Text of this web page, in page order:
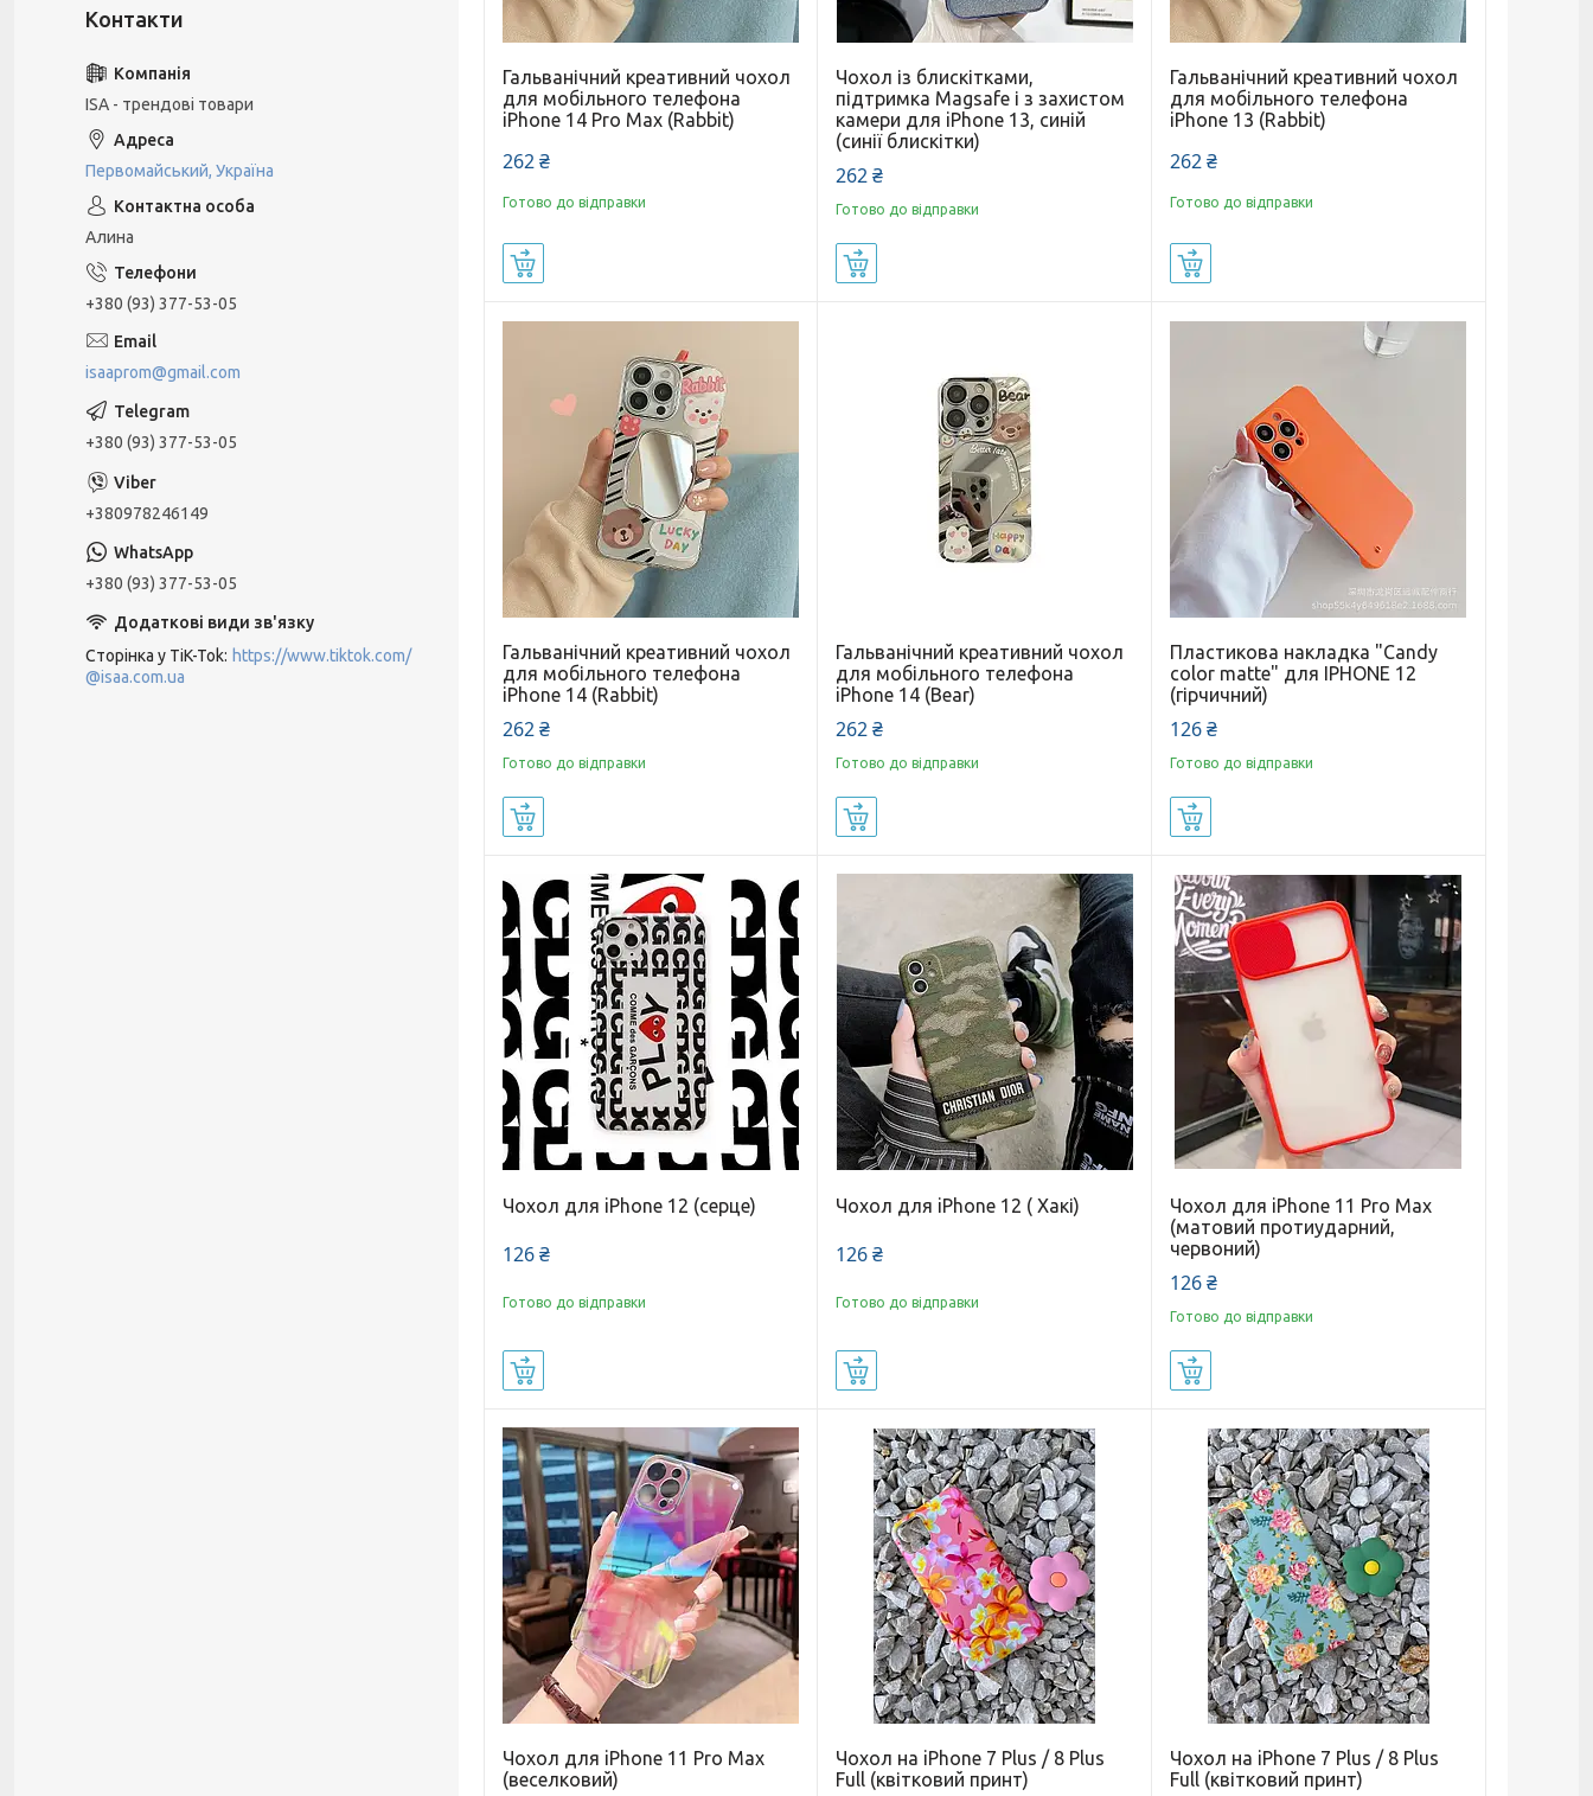
Гальванічний креативний чохол
для мобільного телефона
iPhone 14 Pro Max (Rabbit)
262 ₴
Готово до відправки
Чохол із блискітками,
підтримка Magsafe і з захистом
камери для iPhone 13, синій
(синії блискітки)
262 ₴
Готово до відправки
Гальванічний креативний чохол
для мобільного телефона
iPhone 13 (Rabbit)
262 ₴
Готово до відправки
Гальванічний креативний чохол
для мобільного телефона
iPhone 14 (Rabbit)
262 ₴
Готово до відправки
Гальванічний креативний чохол
для мобільного телефона
iPhone 14 (Bear)
262 ₴
Готово до відправки
Пластикова накладка "Candy
color matte" для IPHONE 12
(гірчичний)
126 ₴
Готово до відправки
Чохол для iPhone 12 (серце)
126 ₴
Готово до відправки
Чохол для iPhone 12 ( Хакі)
126 ₴
Готово до відправки
Чохол для iPhone 11 Pro Max
(матовий протиударний,
червоний)
126 ₴
Готово до відправки
Чохол для iPhone 11 Pro Max
(веселковий)
Чохол на iPhone 7 Plus / 8 Plus
Full (квітковий принт)
Чохол на iPhone 7 Plus / 8 Plus
Full (квітковий принт)
ISA - трендові товари
Первомайський, Україна
Алина
+380 (93) 377-53-05
isaaprom@gmail.com
+380 (93) 377-53-05
+380978246149
+380 (93) 377-53-05
Сторінка у TiK-Tok https://www.tiktok.com/
@isaa.com.ua